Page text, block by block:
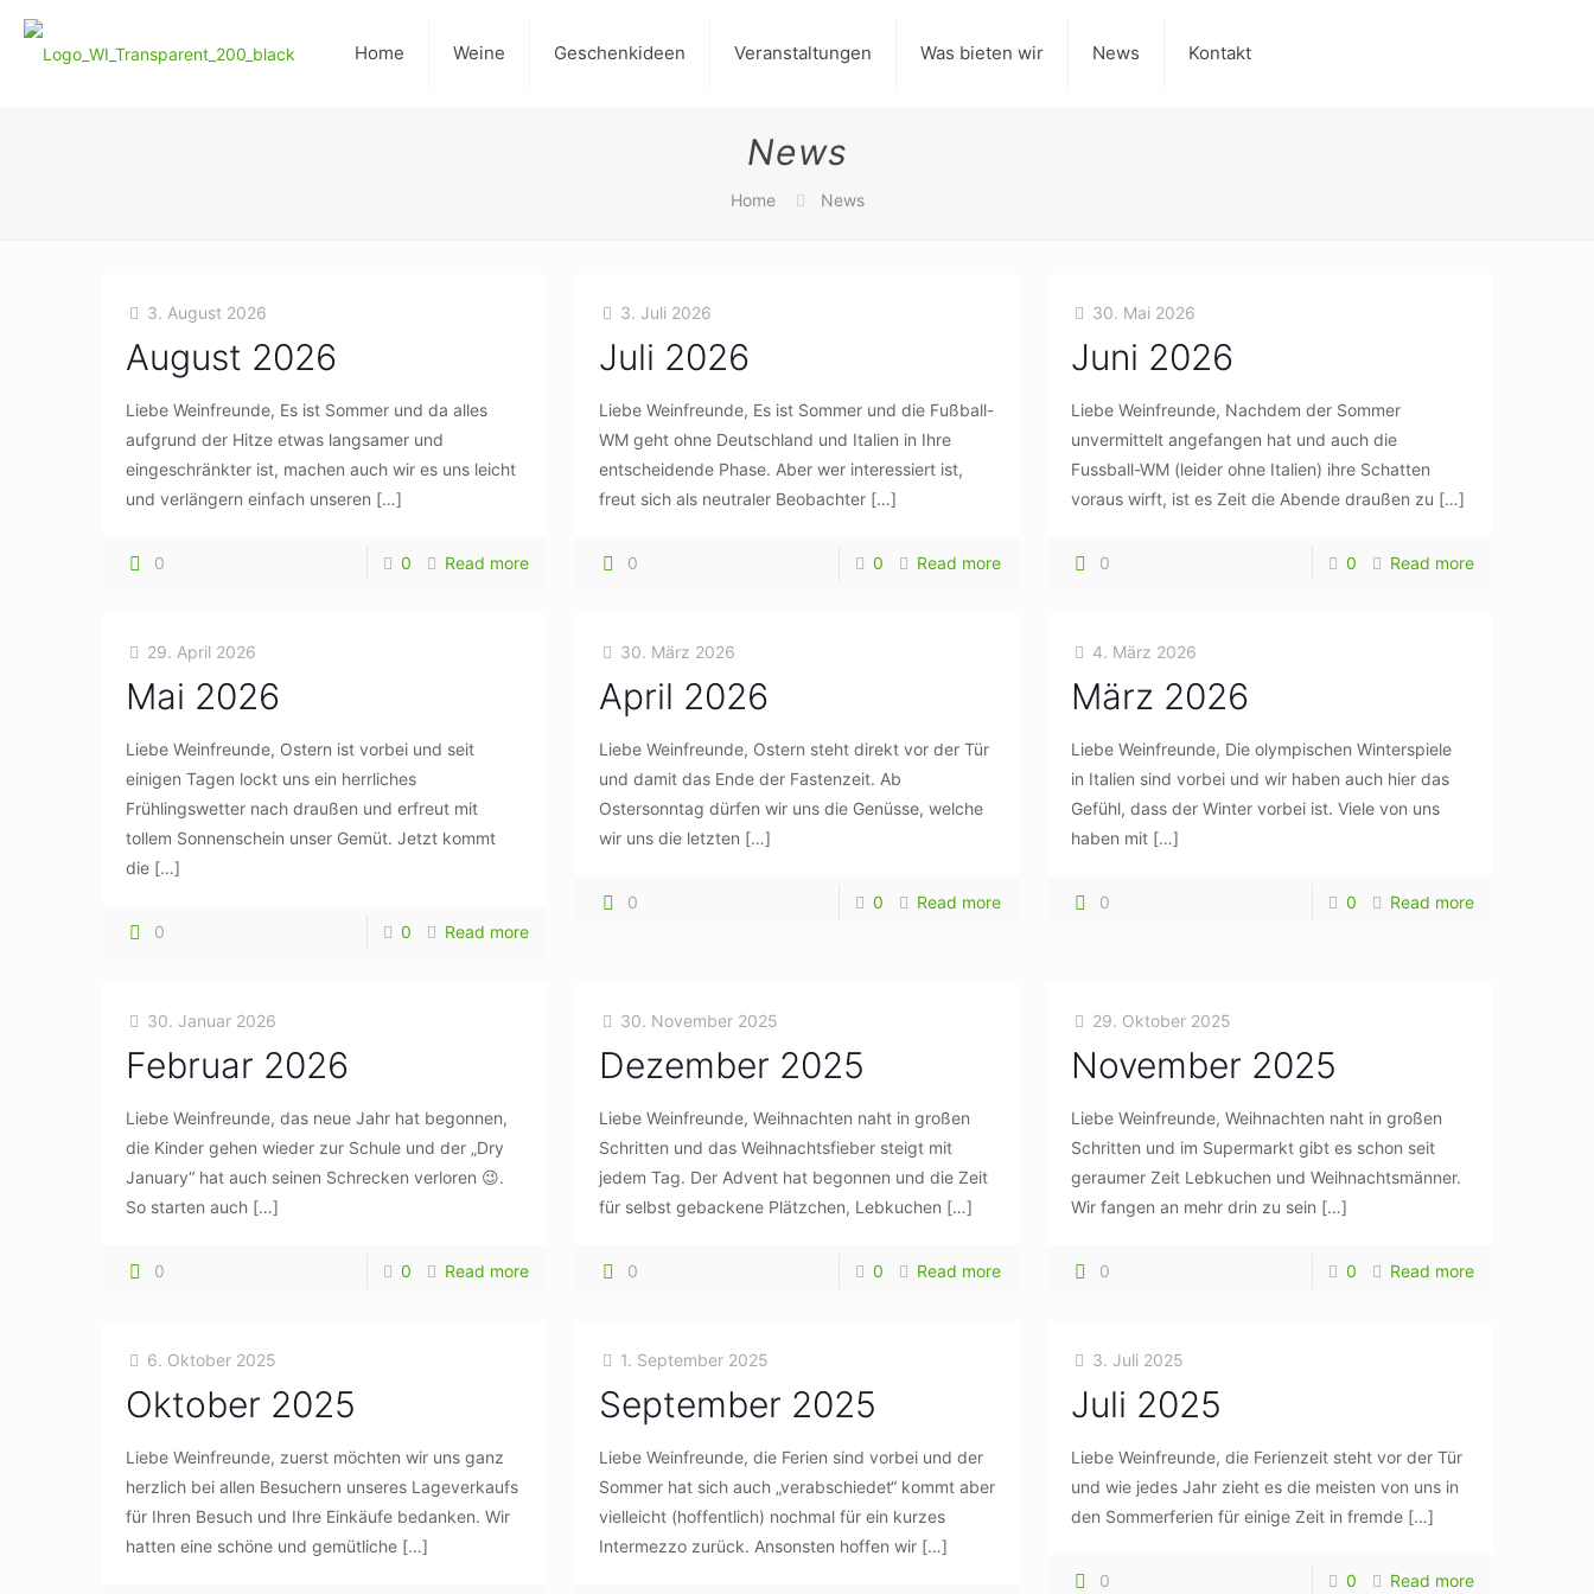
Home Weine Geschenkideen Veranstaltungen Was bieten wir News Kontakt
News
Home News
3. August 2026
August 2026
Liebe Weinfreunde, Es ist Sommer und da alles
aufgrund der Hitze etwas langsamer und
eingeschränkter ist, machen auch wir es uns leicht
und verlängern einfach unseren […]
0 0 Read more
3. Juli 2026
Juli 2026
Liebe Weinfreunde, Es ist Sommer und die Fußball-
WM geht ohne Deutschland und Italien in Ihre
entscheidende Phase. Aber wer interessiert ist,
freut sich als neutraler Beobachter[…]
0 0 Read more
30. Mai 2026
Juni 2026
Liebe Weinfreunde, Nachdem der Sommer
unvermittelt angefangen hat und auch die
Fussball-WM (leider ohne Italien) ihre Schatten
voraus wirft, ist es Zeit die Abende draußen zu […]
0 0 Read more
29. April 2026
Mai 2026
Liebe Weinfreunde, Ostern ist vorbei und seit
einigen Tagen lockt uns ein herrliches
Frühlingswetter nach draußen und erfreut mit
tollem Sonnenschein unser Gemüt. Jetzt kommt
die[…]
0 0 Read more
30. März 2026
April 2026
Liebe Weinfreunde, Ostern steht direkt vor der Tür
und damit das Ende der Fastenzeit. Ab
Ostersonntag dürfen wir uns die Genüsse, welche
wir uns die letzten […]
0 0 Read more
4. März 2026
März 2026
Liebe Weinfreunde, Die olympischen Winterspiele
in Italien sind vorbei und wir haben auch hier das
Gefühl, dass der Winter vorbei ist. Viele von uns
haben mit […]
0 0 Read more
30. Januar 2026
Februar 2026
Liebe Weinfreunde, das neue Jahr hat begonnen,
die Kinder gehen wieder zur Schule und der „Dry
January“ hat auch seinen Schrecken verloren 😉.
So starten auch[…]
0 0 Read more
30. November 2025
Dezember 2025
Liebe Weinfreunde, Weihnachten naht in großen
Schritten und das Weihnachtsfieber steigt mit
jedem Tag. Der Advent hat begonnen und die Zeit
für selbst gebackene Plätzchen, Lebkuchen […]
0 0 Read more
29. Oktober 2025
November 2025
Liebe Weinfreunde, Weihnachten naht in großen
Schritten und im Supermarkt gibt es schon seit
geraumer Zeit Lebkuchen und Weihnachtsmänner.
Wir fangen an mehr drin zu sein […]
0 0 Read more
6. Oktober 2025
Oktober 2025
Liebe Weinfreunde, zuerst möchten wir uns ganz
herzlich bei allen Besuchern unseres Lageverkaufs
für Ihren Besuch und Ihre Einkäufe bedanken. Wir
hatten eine schöne und gemütliche[…]
1. September 2025
September 2025
Liebe Weinfreunde, die Ferien sind vorbei und der
Sommer hat sich auch „verabschiedet“ kommt aber
vielleicht (hoffentlich) nochmal für ein kurzes
Intermezzo zurück. Ansonsten hoffen wir[…]
3. Juli 2025
Juli 2025
Liebe Weinfreunde, die Ferienzeit steht vor der Tür
und wie jedes Jahr zieht es die meisten von uns in
den Sommerferien für einige Zeit in fremde […]
0 0 Read more